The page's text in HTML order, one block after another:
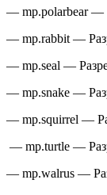
— mp.polarbear —
— mp.rabbit —
— mp.seal —
— mp.snake —
— mp.squirrel —
— mp.turtle —
— mp.walrus —